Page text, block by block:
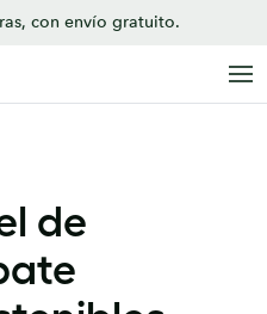
con envío gratuito.
de